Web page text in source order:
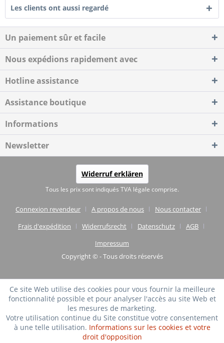
Les clients ont aussi regardé
Un paiement sûr et facile
Nous expédions rapidement avec
Hotline assistance
Assistance boutique
Informations
Newsletter
Widerruf erklären
Tous les prix sont indiqués TVA légale comprise.
Connexion revendeur A propos de nous
Nous contacter
Frais d'expédition
Widerrufsrecht Datenschutz
AGB
Impressum
Copyright © - Tous droits réservés
Ce site Web utilise des cookies pour vous fournir la meilleure
fonctionnalité possible et pour analyser l'accès au site Web et
les mesures de marketing.
Votre utilisation continue du Site constitue votre consentement
à une telle utilisation. Informations sur les cookies et votre
droit d'opposition